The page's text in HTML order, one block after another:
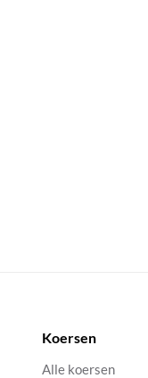
Koersen
Alle koersen